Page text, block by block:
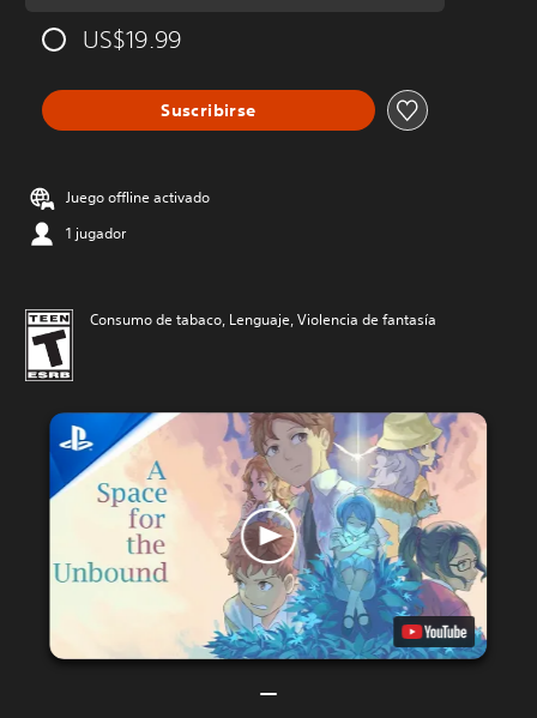
US$19.99
Suscribirse
Juego offline activado
1 jugador
Consumo de tabaco, Lenguaje, Violencia de fantasía